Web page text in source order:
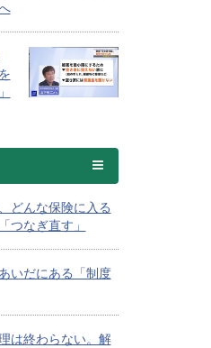
どんな保険に入る
つなぎ直す」
いだにある「制度
は終わらない。解